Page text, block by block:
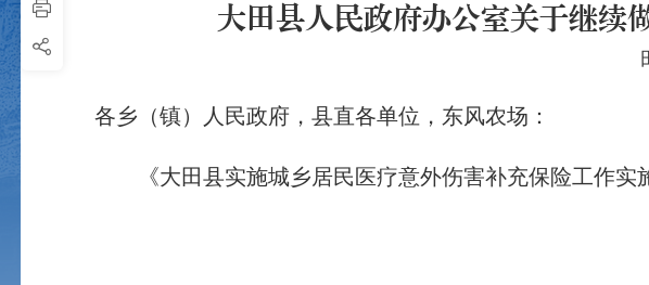
大田县人民政府办公室关于继续
各乡（镇）人民政府，县直各单位，东风农场：
《大田县实施城乡居民医疗意外伤害补充保险工作实